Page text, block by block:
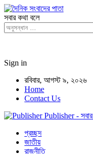
সবার কথা বলে
Sign in
রবিবার, আগস্ট ৯, ২০২৬
Home
Contact Us
Publisher -
প্রচ্ছদ
জাতীয়
রাজনীতি